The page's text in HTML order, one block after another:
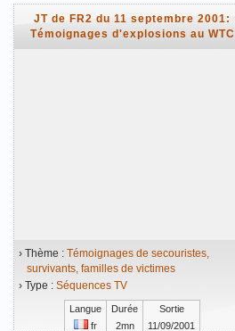
Vidéo mise en ligne le 27/02/2007
JT de FR2 du 11 septembre 2001:
Témoignages d'explosions au WTC
› Thème : Témoignages de secouristes,
survivants, familles de victimes
› Type : Séquences TV
Langue Durée
Sortie
fr
2mn 11/09/2001